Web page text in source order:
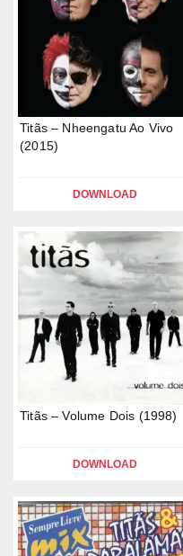
Titãs – Nheengatu Ao Vivo
(2015)
DOWNLOAD
Titãs – Volume Dois (1998)
DOWNLOAD